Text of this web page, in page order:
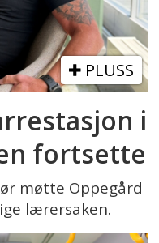
PLUSS
i
fortsette
møtte Oppegård
lærersaken.